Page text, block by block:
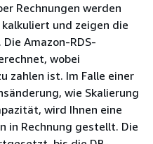
Rechnungen werden
und zeigen die
Amazon-RDS-
wobei
zahlen ist. Im Falle einer
wie Skalierung
wird Ihnen eine
in Rechnung gestellt. Die